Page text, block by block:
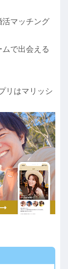
活マッチング
ムで出会える
リはマリッシ